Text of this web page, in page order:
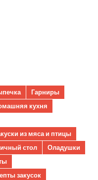
Гарниры
кухня
из мяса и птицы
стол
Оладушки
закусок